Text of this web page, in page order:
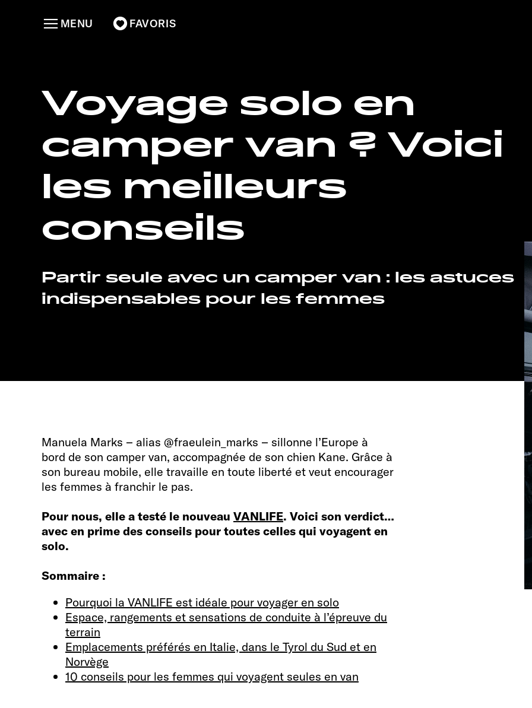
FAVORIS
MENU
Voyage solo en
camper van ? Voici
les meilleurs
conseils
Partir seule avec un camper van : les astuces
indispensables pour les femmes
Manuela Marks – alias @fraeulein_marks – sillonne l’Europe à
bord de son camper van, accompagnée de son chien Kane. Grâce à
son bureau mobile, elle travaille en toute liberté et veut encourager
les femmes à franchir le pas.
Pour nous, elle a testé le nouveau VANLIFE. Voici son verdict…
avec en prime des conseils pour toutes celles qui voyagent en
solo.
Sommaire :
Pourquoi la VANLIFE est idéale pour voyager en solo
Espace, rangements et sensations de conduite à l’épreuve du
terrain
Emplacements préférés en Italie, dans le Tyrol du Sud et en
Norvège
10 conseils pour les femmes qui voyagent seules en van